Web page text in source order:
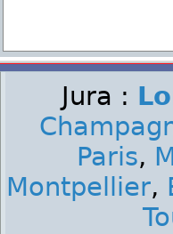
Jura :
Paris,
Montpellier,